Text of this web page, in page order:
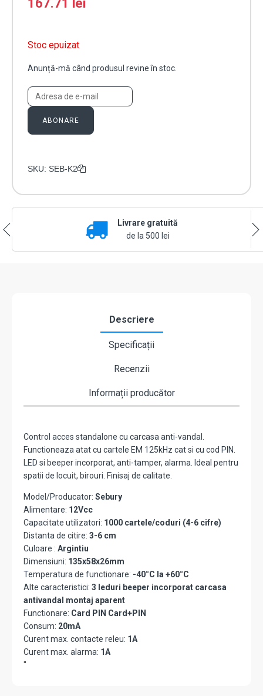
167.71 lei
Stoc epuizat
Anunță-mă când produsul revine în stoc.
ABONARE
SKU: SEB-K2
Livrare gratuită
de la 500 lei
Descriere
Specificații
Recenzii
Informații producător
Control acces standalone cu carcasa anti-vandal.
Functioneaza atat cu cartele EM 125kHz cat si cu cod PIN.
LED si beeper incorporat, anti-tamper, alarma. Ideal pentru
spatii de locuit, birouri. Finisaj de calitate.
Model/Producator: Sebury
Alimentare: 12Vcc
Capacitate utilizatori: 1000 cartele/coduri (4-6 cifre)
Distanta de citire: 3-6 cm
Culoare : Argintiu
Dimensiuni: 135x58x26mm
Temperatura de functionare: -40°C la +60°C
Alte caracteristici: 3 leduri beeper incorporat carcasa
antivandal montaj aparent
Functionare: Card PIN Card+PIN
Consum: 20mA
Curent max. contacte releu: 1A
Curent max. alarma: 1A
"